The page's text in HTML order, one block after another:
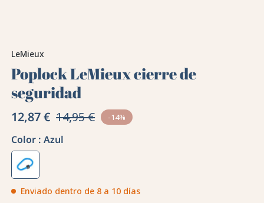
LeMieux
Poplock LeMieux cierre de
seguridad
12,87 € 14,95 € -14%
Color : Azul
Enviado dentro de 8 a 10 días